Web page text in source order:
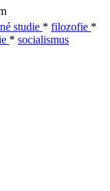
studie * filozofie *
* socialismus